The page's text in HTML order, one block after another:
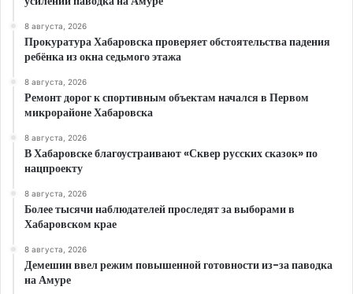
8 августа, 2026
Прокуратура Хабаровска проверяет обстоятельства падения
ребёнка из окна седьмого этажа
8 августа, 2026
Ремонт дорог к спортивным объектам начался в Первом
микрорайоне Хабаровска
8 августа, 2026
В Хабаровске благоустраивают «Сквер русских сказок» по
нацпроекту
8 августа, 2026
Более тысячи наблюдателей проследят за выборами в
Хабаровском крае
8 августа, 2026
Демешин ввел режим повышенной готовности из-за паводка
на Амуре